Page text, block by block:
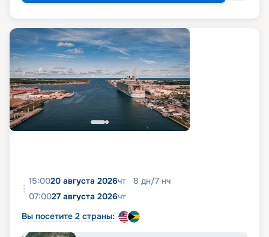
15:0020 августа 2026чт 8 дн/7 нч
07:0027 августа 2026чт
Вы посетите 2 страны: